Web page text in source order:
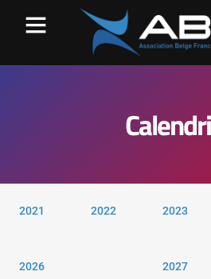
2021 2022 2023
2026 2027